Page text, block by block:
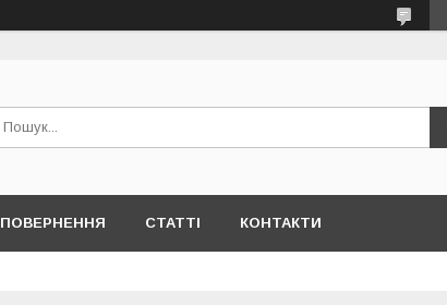
ПОВЕРНЕННЯ СТАТТІ КОНТАКТИ